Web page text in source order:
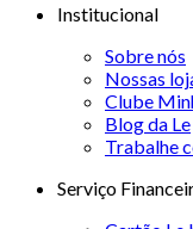
Institucional
Sobre nós
Nossas
Clube
Blog da Le
Trabalhe
Serviço